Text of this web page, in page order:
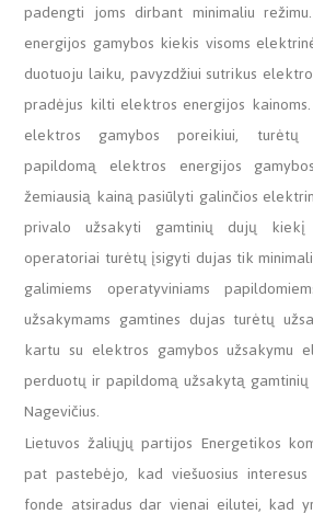
padengti joms dirbant minimaliu
energijos gamybos kiekis visoms
duotuoju laiku, pavyzdžiui sutrikus
pradėjus kilti elektros energijos kainoms.
elektros gamybos poreikiui, turėtų
papildomą elektros energijos
žemiausią kainą pasiūlyti galinčios
privalo užsakyti gamtinių dujų
operatoriai turėtų įsigyti dujas tik
galimiems operatyviniams
užsakymams gamtines dujas turėtų
kartu su elektros gamybos užsakymu
perduotų ir papildomą užsakytą
Nagevičius.
Lietuvos žaliųjų partijos Energetikos
pat pastebėjo, kad viešuosius
fonde atsiradus dar vienai eilutei, kad